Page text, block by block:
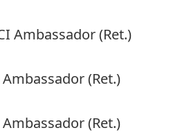
Ambassador (Ret.)
(Ret.)
Ambassador (Ret.)